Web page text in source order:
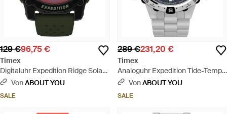
129 €96,75 €
Timex
Digitaluhr Expedition Ridge Solar -
Schwarz
VonABOUT YOU
SALE
289 €231,20 €
Timex
Analoguhr Expedition Tide-Temp-
Compass - Grau
VonABOUT YOU
SALE